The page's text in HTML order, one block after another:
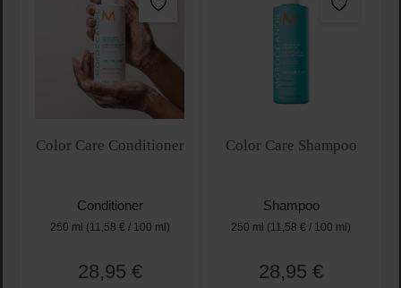
Color Care Conditioner
Conditioner
250 ml (11,58 € / 100 ml)
Regulärer Preis:
28,95 €
Color Care Shampoo
Shampoo
250 ml (11,58 € / 100 ml)
Regulärer Preis:
28,95 €